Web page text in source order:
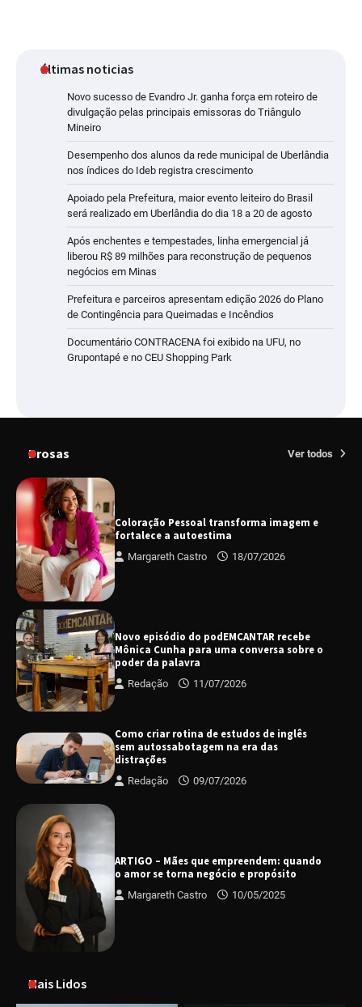
últimas noticias
Novo sucesso de Evandro Jr. ganha força em roteiro de
divulgação pelas principais emissoras do Triângulo
Mineiro
Desempenho dos alunos da rede municipal de Uberlândia
nos índices do Ideb registra crescimento
Apoiado pela Prefeitura, maior evento leiteiro do Brasil
será realizado em Uberlândia do dia 18 a 20 de agosto
Após enchentes e tempestades, linha emergencial já
liberou R$ 89 milhões para reconstrução de pequenos
negócios em Minas
Prefeitura e parceiros apresentam edição 2026 do Plano
de Contingência para Queimadas e Incêndios
Documentário CONTRACENA foi exibido na UFU, no
Grupontapé e no CEU Shopping Park
Prosas Ver todos
Coloração Pessoal transforma imagem e
fortalece a autoestima
Margareth Castro 18/07/2026
Novo episódio do podEMCANTAR recebe
Mônica Cunha para uma conversa sobre o
poder da palavra
Redação 11/07/2026
Como criar rotina de estudos de inglês
sem autossabotagem na era das
distrações
Redação 09/07/2026
ARTIGO – Mães que empreendem: quando
o amor se torna negócio e propósito
Margareth Castro 10/05/2025
Mais Lidos